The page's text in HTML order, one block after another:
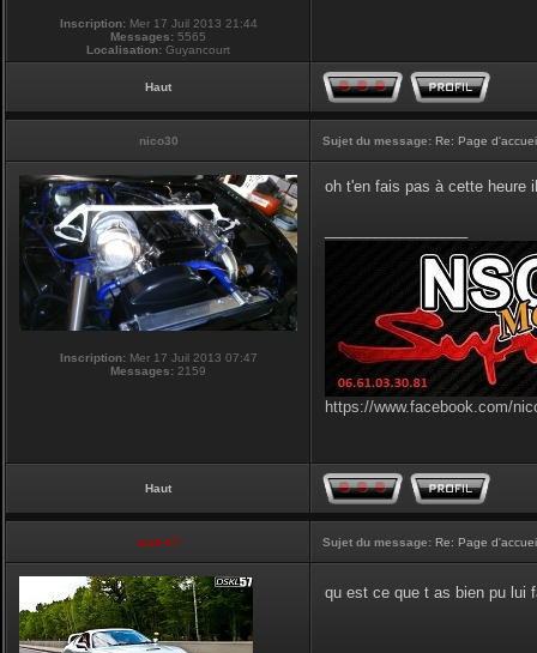
Inscription:Mer 17 Juil 2013 21:44
Messages: 5565
Localisation: Guyancourt
Haut
nico30 Sujet du message: Re: Page
Inscription:Mer 17 Juil 2013 07:47
Messages: 2159
oh t'en fais pas à cette heure
https://www.facebook.com/
Haut
touti-17 Sujet du message: Re: Page
qu est ce que t as bien pu lui